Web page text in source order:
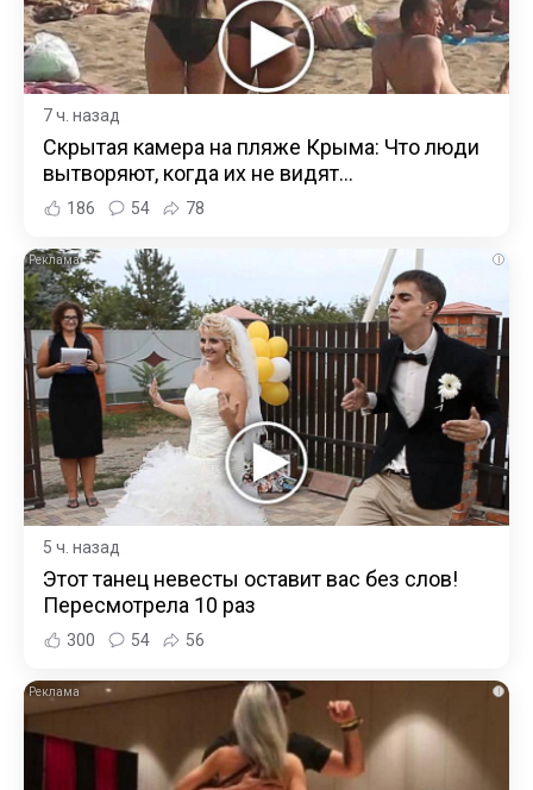
7 ч. назад
Скрытая камера на пляже Крыма: Что люди
вытворяют, когда их не видят...
186 54 78
i
5 ч. назад
Этот танец невесты оставит вас без слов!
Пересмотрела 10 раз
300 54 56
i